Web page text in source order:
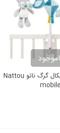
آویز تخت موزیکال گرگ ناتو Nattou